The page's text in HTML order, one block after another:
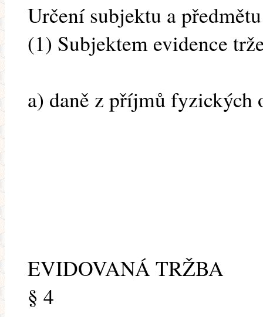
Určení subjektu a
(1) Subjektem evidence
a) daně z příjmů fyzických
EVIDOVANÁ TRŽBA
§ 4